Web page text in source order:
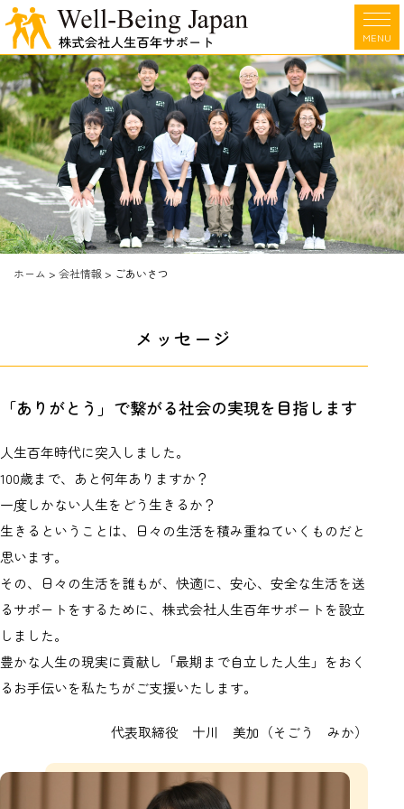
MENU
ホーム > 会社情報 > ごあいさつ
メッセージ
「ありがとう」で繋がる社会の実現を目指します
人生百年時代に突入しました。
100歳まで、あと何年ありますか？
一度しかない人生をどう生きるか？
生きるということは、日々の生活を積み重ねていくものだと
思います。
その、日々の生活を誰もが、快適に、安心、安全な生活を送
るサポートをするために、株式会社人生百年サポートを設立
しました。
豊かな人生の現実に貢献し「最期まで自立した人生」をおく
るお手伝いを私たちがご支援いたします。
代表取締役 十川 美加（そごう みか）